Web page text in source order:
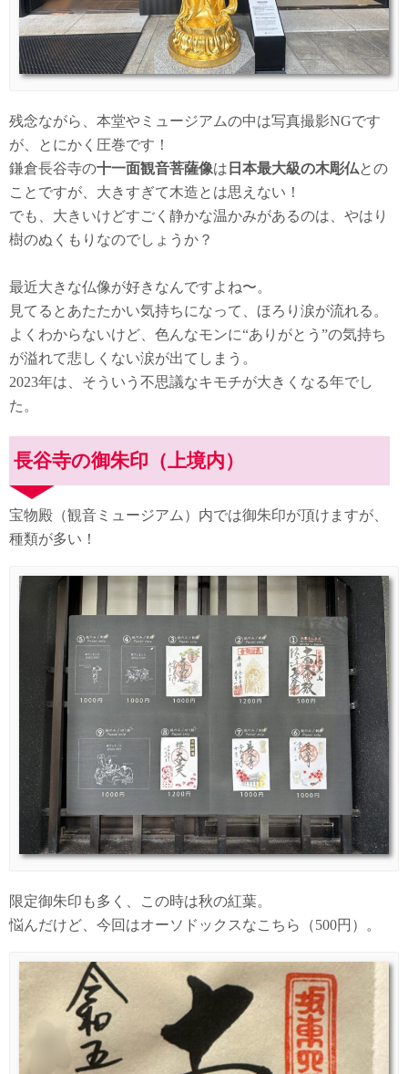
残念ながら、本堂やミュージアムの中は写真撮影NGです
が、とにかく圧巻です！
鎌倉長谷寺の十一面観音菩薩像は 日本最大級の木彫仏との
ことですが、大きすぎて木造とは思えない！
でも、大きいけどすごく静かな温かみがあるのは、やはり
樹のぬくもりなのでしょうか？
最近大きな仏像が好きなんですよね〜。
見てるとあたたかい気持ちになって、ほろり涙が流れる。
よくわからないけど、色んなモンに“ありがとう”の気持ち
が溢れて悲しくない涙が出てしまう。
2023年は、そういう不思議なキモチが大きくなる年でし
た。
長谷寺の御朱印（上境内）
宝物殿（観音ミュージアム）内では御朱印が頂けますが、
種類が多い！
限定御朱印も多く、この時は秋の紅葉。
悩んだけど、今回はオーソドックスなこちら（500円）。